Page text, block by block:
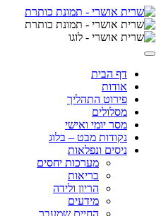
Skip
to
content
דף הבית
אודות
פירוט התהליך
מסלולים
מסר יומי ואישי
נקודות מבט – בלוג
ניסים ונפלאות
מערכות יחסים
בריאות
הריון ולידה
מידעים
החיים שמעבר